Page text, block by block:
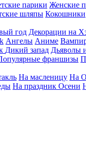
парики Женские
шляпы Кокошники
год Декорации на
Ангелы Аниме
Дикий запад Дьяволы
франшизы
На масленицу На
На праздник Осени